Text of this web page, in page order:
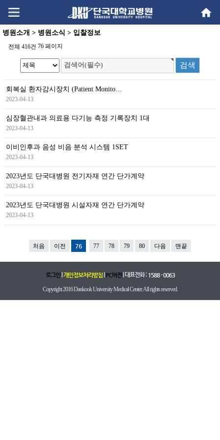
content
menu
병원소개 > 병원소식 > 입찰정보
전체 416건 76 페이지
회복실 환자감시장치 (Patient Monito…
2023-04-13
심장혈관내과 의료용 다기능 측정 기록장치 1대
2023-04-13
이비인후과 음성 비음 분석 시스템 1SET
2023-04-13
2023년도 단국대병원 전기자재 연간 단가계약
2023-04-13
2023년도 단국대병원 시설자재 연간 단가계약
2023-04-13
처음 이전 76 77 78 79 80 다음 맨끝
로그인|개인정보처리방침|PC버전| 대표전화 : 1588 - 0063
Copyright 2016 Dankook University Medical Center. All rights reserved.